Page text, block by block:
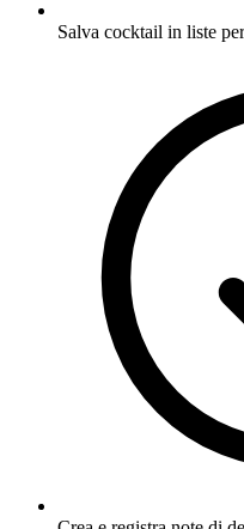
Salva cocktail in liste